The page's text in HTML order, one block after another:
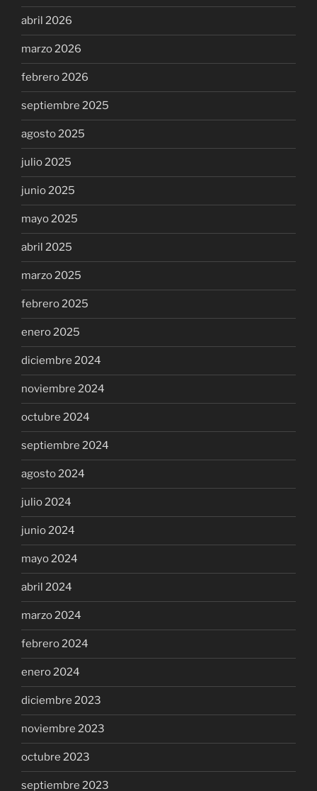
abril 2026
marzo 2026
febrero 2026
septiembre 2025
agosto 2025
julio 2025
junio 2025
mayo 2025
abril 2025
marzo 2025
febrero 2025
enero 2025
diciembre 2024
noviembre 2024
octubre 2024
septiembre 2024
agosto 2024
julio 2024
junio 2024
mayo 2024
abril 2024
marzo 2024
febrero 2024
enero 2024
diciembre 2023
noviembre 2023
octubre 2023
septiembre 2023